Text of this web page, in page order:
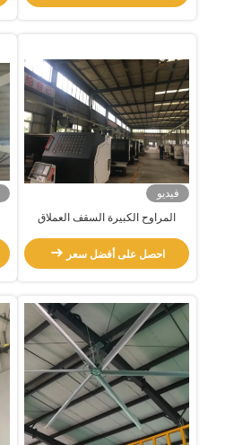
فيديو
المراوح الكبيرة السقف العملاق
380ac 1.5kw المحرك
احصل على أفضل سعر